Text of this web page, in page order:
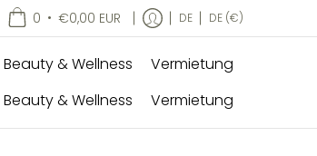
0 • €0,00 EUR DE DE (€)
Beauty & Wellness
Vermietung
Beauty & Wellness Vermietung